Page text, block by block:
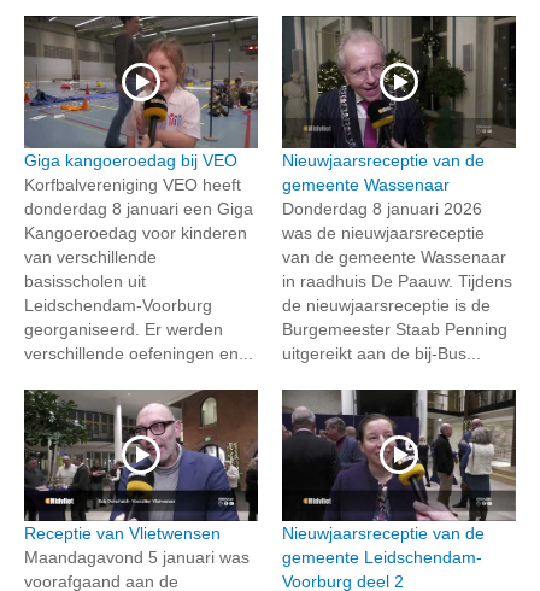
Giga kangoeroedag bij VEO
Korfbalvereniging VEO heeft
donderdag 8 januari een Giga
Kangoeroedag voor kinderen
van verschillende
basisscholen uit
Leidschendam-Voorburg
georganiseerd. Er werden
verschillende oefeningen en...
Nieuwjaarsreceptie van de
gemeente Wassenaar
Donderdag 8 januari 2026
was de nieuwjaarsreceptie
van de gemeente Wassenaar
in raadhuis De Paauw. Tijdens
de nieuwjaarsreceptie is de
Burgemeester Staab Penning
uitgereikt aan de bij-Bus...
Receptie van Vlietwensen
Maandagavond 5 januari was
voorafgaand aan de
Nieuwjaarsreceptie van de
gemeente Leidschendam-
Voorburg deel 2